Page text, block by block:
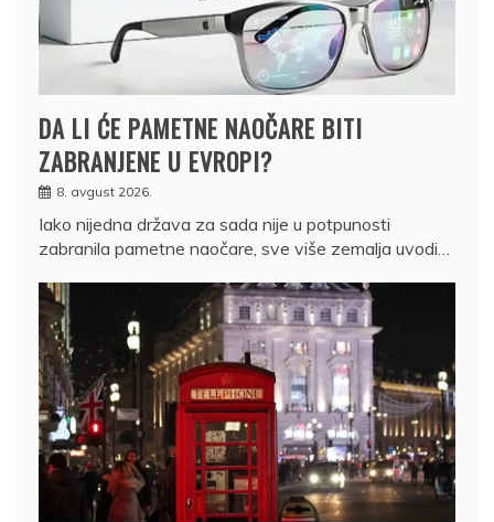
DA LI ĆE PAMETNE NAOČARE BITI
ZABRANJENE U EVROPI?
8. avgust 2026.
Iako nijedna država za sada nije u potpunosti
zabranila pametne naočare, sve više zemalja uvodi…